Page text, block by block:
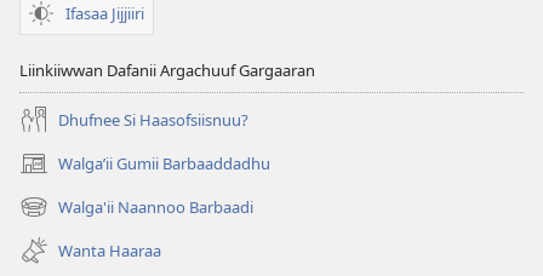
Ifasaa Jijjiiri
Liinkiiwwan Dafanii Argachuuf Gargaaran
Dhufnee Si Haasofsiisnuu?
Walgaʼii Gumii Barbaaddadhu
(opens
new
window)
Walga'ii Naannoo Barbaadi
(opens
new
window)
Wanta Haaraa